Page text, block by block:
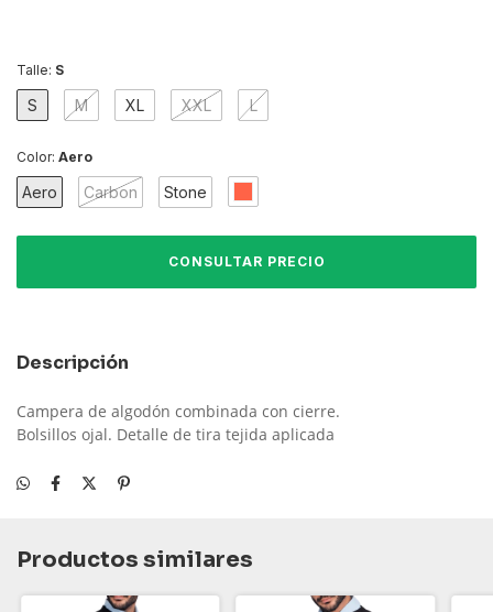
Talle: S
S M XL XXL L
Color: Aero
Aero Carbon Stone
Descripción
Campera de algodón combinada con cierre.
Bolsillos ojal. Detalle de tira tejida aplicada
Productos similares